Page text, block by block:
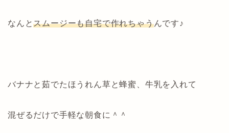
なんとスムージーも自宅で作れちゃうんです♪
バナナと茹でたほうれん草と蜂蜜、牛乳を入れて
混ぜるだけで手軽な朝食に＾＾